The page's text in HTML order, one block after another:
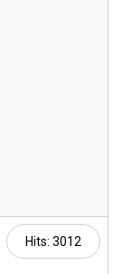
Hits: 3012